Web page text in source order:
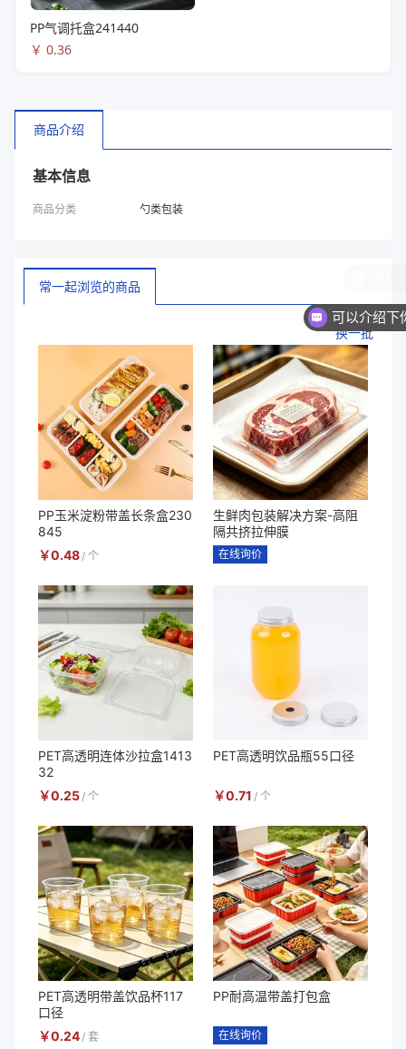
PP气调托盒241440
￥ 0.36
商品介绍
基本信息
商品分类 勺类包装
常一起浏览的商品
换一批
PP玉米淀粉带盖长条盒230
845
￥0.48 / 个
生鲜肉包装解决方案-高阻
隔共挤拉伸膜
在线询价
PET高透明连体沙拉盒1413
32
￥0.25 / 个
PET高透明饮品瓶55口径
￥0.71 / 个
PET高透明带盖饮品杯117
口径
￥0.24 / 套
PP耐高温带盖打包盒
在线询价